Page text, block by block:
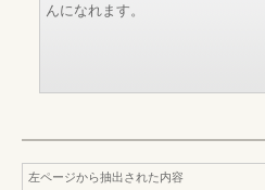
んになれます。
左ページから抽出された内容